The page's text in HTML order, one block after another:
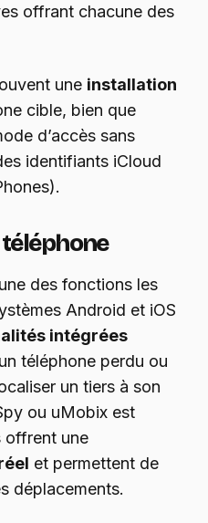
offrant chacune des
une installation
cible, bien que
d’accès sans
identifiants iCloud
téléphone
des fonctions les
Android et iOS
intégrées
téléphone perdu ou
un tiers à son
ou uMobix est
offrent une
et permettent de
déplacements.